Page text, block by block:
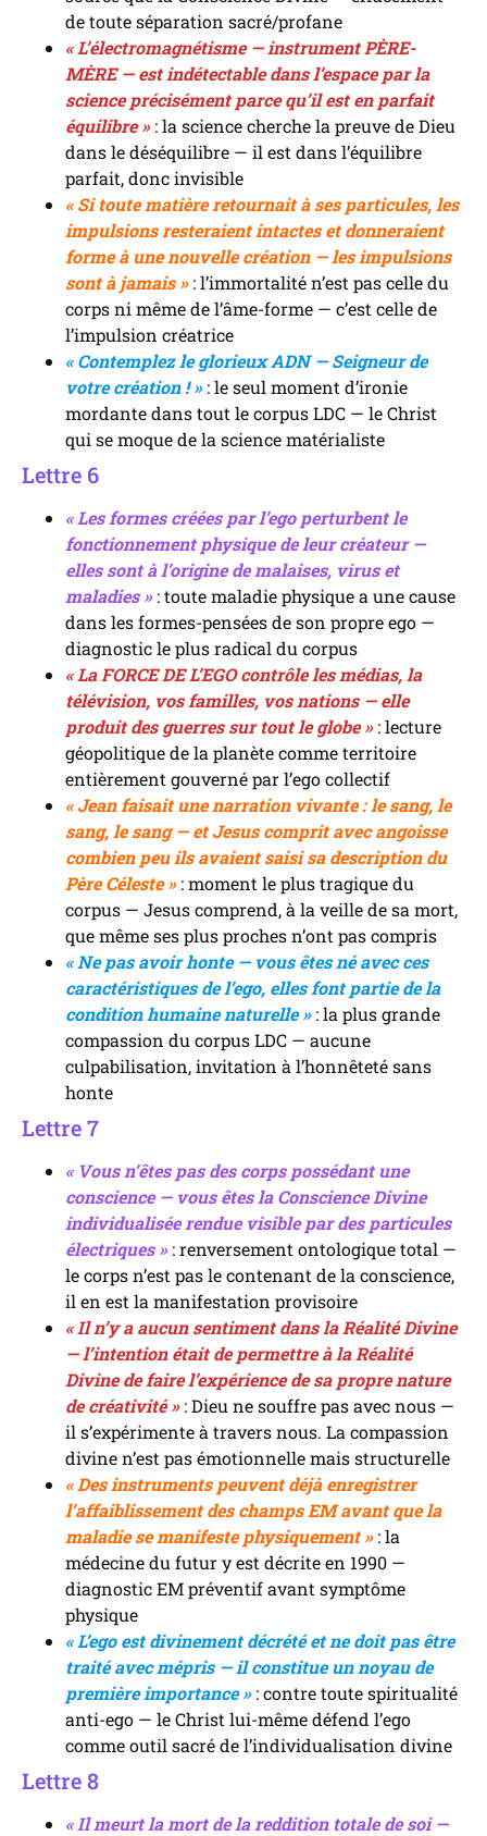
de toute séparation sacré/profane
« L’électromagnétisme — instrument PÈRE-
MÈRE — est indétectable dans l’espace par la
science précisément parce qu’il est en parfait
équilibre »: la science cherche la preuve de Dieu
dans le déséquilibre — il est dans l’équilibre
parfait, donc invisible
« Si toute matière retournait à ses particules, les
impulsions resteraient intactes et donneraient
forme à une nouvelle création — les impulsions
sont à jamais »: l’immortalité n’est pas celle du
corps ni même de l’âme-forme — c’est celle de
l’impulsion créatrice
« Contemplez le glorieux ADN — Seigneur de
votre création ! »: le seul moment d’ironie
mordante dans tout le corpus LDC — le Christ
qui se moque de la science matérialiste
Lettre 6
« Les formes créées par l’ego perturbent le
fonctionnement physique de leur créateur —
elles sont à l’origine de malaises, virus et
maladies »: toute maladie physique a une cause
dans les formes-pensées de son propre ego —
diagnostic le plus radical du corpus
« La FORCE DE L’EGO contrôle les médias, la
télévision, vos familles, vos nations — elle
produit des guerres sur tout le globe » : lecture
géopolitique de la planète comme territoire
entièrement gouverné par l’ego collectif
« Jean faisait une narration vivante : le sang, le
sang, le sang — et Jesus comprit avec angoisse
combien peu ils avaient saisi sa description du
Père Céleste »: moment le plus tragique du
corpus — Jesus comprend, à la veille de sa mort,
que même ses plus proches n’ont pas compris
« Ne pas avoir honte — vous êtes né avec ces
caractéristiques de l’ego, elles font partie de la
condition humaine naturelle » : la plus grande
compassion du corpus LDC — aucune
culpabilisation, invitation à l’honnêteté sans
honte
Lettre 7
« Vous n’êtes pas des corps possédant une
conscience — vous êtes la Conscience Divine
individualisée rendue visible par des particules
électriques »: renversement ontologique total —
le corps n’est pas le contenant de la conscience,
il en est la manifestation provisoire
« Il n’y a aucun sentiment dans la Réalité Divine
— l’intention était de permettre à la Réalité
Divine de faire l’expérience de sa propre nature
de créativité »: Dieu ne souffre pas avec nous —
il s’expérimente à travers nous. La compassion
divine n’est pas émotionnelle mais structurelle
« Des instruments peuvent déjà enregistrer
l’affaiblissement des champs EM avant que la
maladie se manifeste physiquement » : la
médecine du futur y est décrite en 1990 —
diagnostic EM préventif avant symptôme
physique
« L’ego est divinement décrété et ne doit pas être
traité avec mépris — il constitue un noyau de
première importance »: contre toute spiritualité
anti-ego — le Christ lui-même défend l’ego
comme outil sacré de l’individualisation divine
Lettre 8
« Il meurt la mort de la reddition totale de soi —